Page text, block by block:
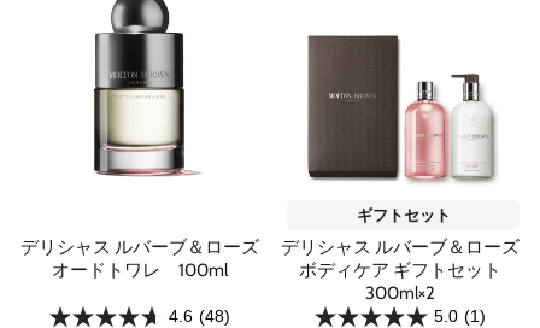
デリシャス ルバーブ＆ローズ
オードトワレ 100ml
4.6 (48)
ギフトセット
デリシャス ルバーブ＆ローズ
ボディケア ギフトセット
300ml×2
5.0 (1)